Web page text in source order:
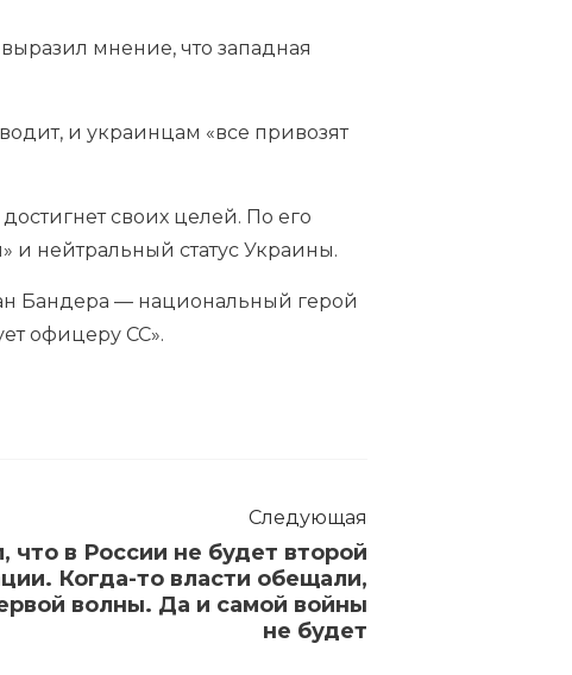
мнение, что западная
и украинцам «все привозят
своих целей. По его
нейтральный статус Украины.
Бандера — национальный герой
офицеру СС».
Следующая
что в России не будет второй
Когда-то власти обещали,
волны. Да и самой войны
не будет